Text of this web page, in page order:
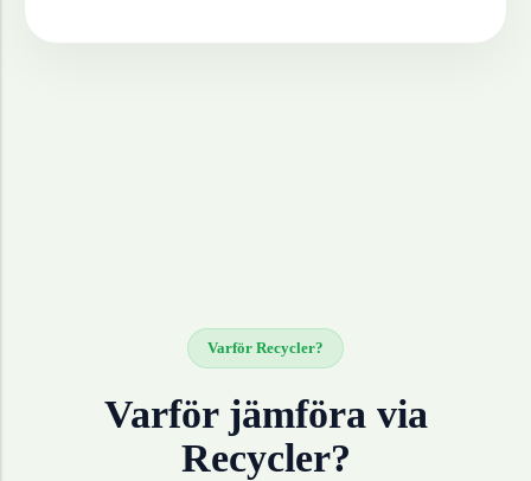
Varför Recycler?
Varför jämföra via
Recycler?